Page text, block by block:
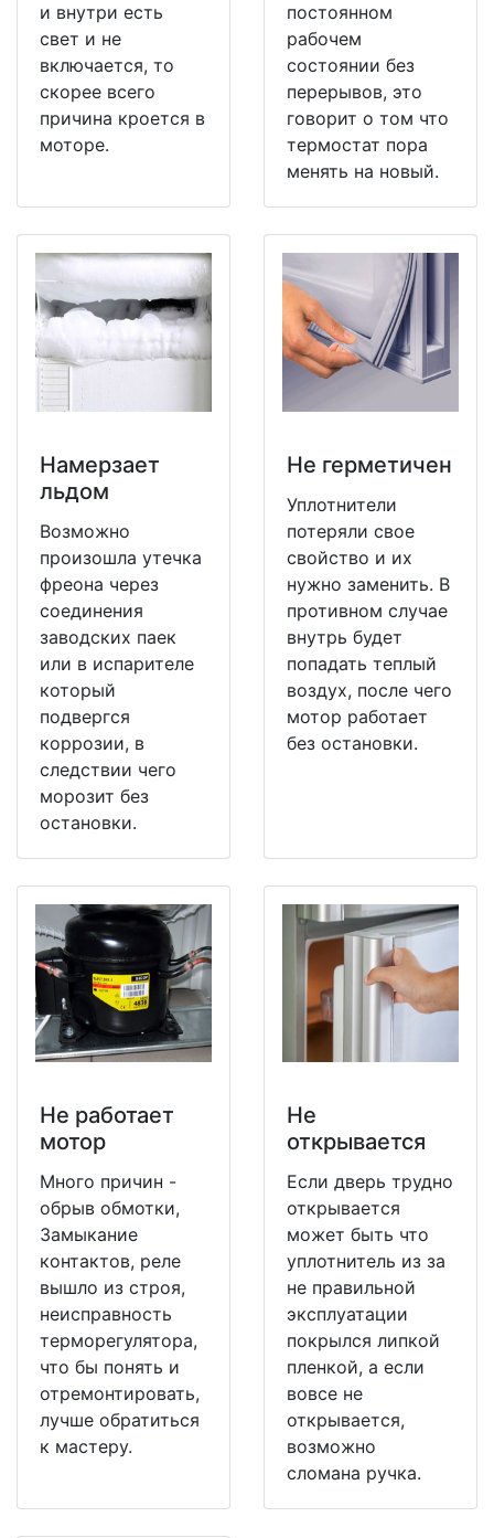
и внутри есть
свет и не
включается, то
скорее всего
причина кроется в
моторе.
постоянном
рабочем
состоянии без
перерывов, это
говорит о том что
термостат пора
менять на новый.
Намерзает
льдом
Возможно
произошла утечка
фреона через
соединения
заводских паек
или в испарителе
который
подвергся
коррозии, в
следствии чего
морозит без
остановки.
Не герметичен
Уплотнители
потеряли свое
свойство и их
нужно заменить. В
противном случае
внутрь будет
попадать теплый
воздух, после чего
мотор работает
без остановки.
Не работает
мотор
Много причин -
обрыв обмотки,
Замыкание
контактов, реле
вышло из строя,
неисправность
терморегулятора,
что бы понять и
отремонтировать,
лучше обратиться
к мастеру.
Не
открывается
Если дверь трудно
открывается
может быть что
уплотнитель из за
не правильной
эксплуатации
покрылся липкой
пленкой, а если
вовсе не
открывается,
возможно
сломана ручка.